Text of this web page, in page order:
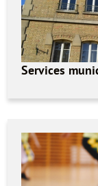
Services